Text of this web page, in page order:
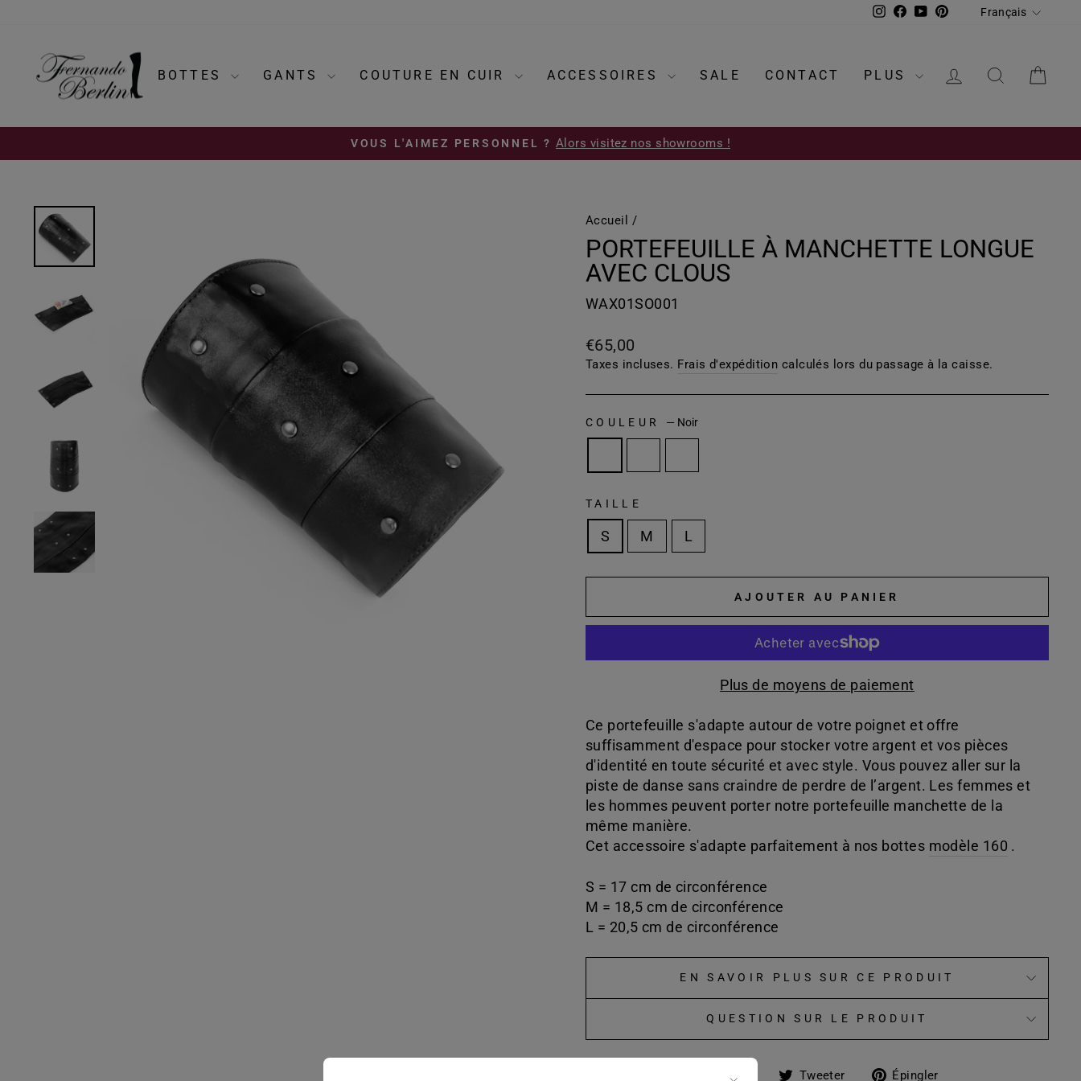
contenu
Instagram
Facebook
YouTubePinterestLANGUE
Français
BOTTES GANTS COUTURE EN CUIR ACCESSOIRES SALE CONTACT PLUS SE
Diaporama
VOUS L'AIMEZ PERSONNEL ? Alors visitez nos showrooms !
Accueil /
PORTEFEUILLE À MANCHETTE LONGUE
AVEC CLOUS
WAX01SO001
Prix
régulier
€65,00
Taxes incluses. Frais d'expédition calculés lors du passage à la caisse.
COULEUR — Noir
TAILLE
S M L
AJOUTER AU PANIER
Plus de moyens de paiement
Ce portefeuille s'adapte autour de votre poignet et offre
suffisamment d'espace pour stocker votre argent et vos pièces
d'identité en toute sécurité et avec style. Vous pouvez aller sur la
piste de danse sans craindre de perdre de l’argent. Les femmes et
les hommes peuvent porter notre portefeuille manchette de la
même manière.
Cet accessoire s'adapte parfaitement à nos bottes modèle 160 .
S = 17 cm de circonférence
M = 18,5 cm de circonférence
L = 20,5 cm de circonférence
EN SAVOIR PLUS SUR CE PRODUIT
QUESTION SUR LE PRODUIT
Partager
PartagerTweeter
TweeterÉpingler